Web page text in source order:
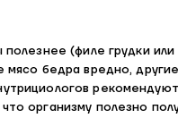
полезнее (филе грудки
мясо бедра вредно,
организму полезно